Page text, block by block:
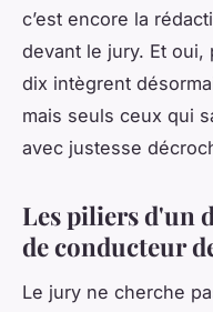
c’est encore la
devant le jury. Et
dix intègrent
mais seuls ceux qui
avec justesse
Les piliers d'un
de conducteur
Le jury ne cherche